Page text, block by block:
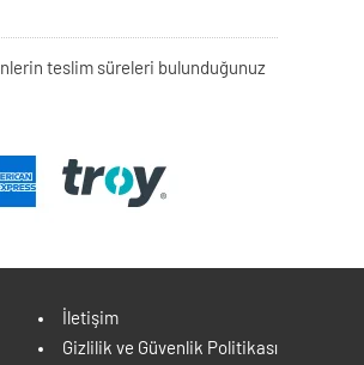
teslim süreleri bulunduğunuz
İletişim
Gizlilik ve Güvenlik Politikası